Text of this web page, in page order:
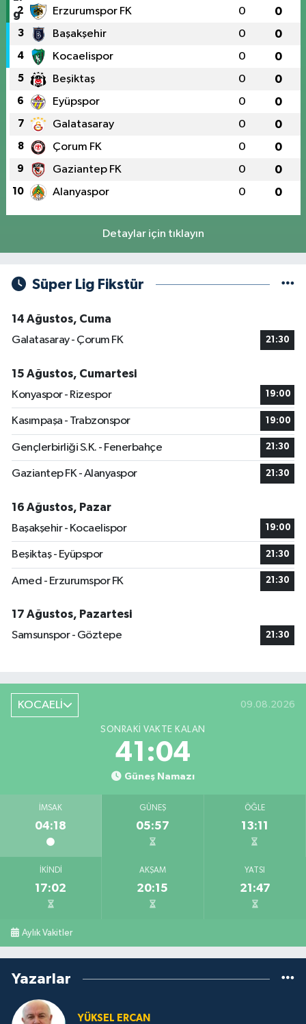
2 Erzurumspor FK 0 0
3 Başakşehir 0 0
4 Kocaelispor 0 0
5 Beşiktaş 0 0
6 Eyüpspor 0 0
7 Galatasaray 0 0
8 Çorum FK 0 0
9 Gaziantep FK 0 0
10 Alanyaspor 0 0
Detaylar için tıklayın
Süper Lig Fikstür
14 Ağustos, Cuma
Galatasaray - Çorum FK
21:30
15 Ağustos, Cumartesi
Konyaspor - Rizespor
19:00
Kasımpaşa - Trabzonspor 19:00
Gençlerbirliği S.K. - Fenerbahçe 21:30
Gaziantep FK - Alanyaspor 21:30
16 Ağustos, Pazar
Başakşehir - Kocaelispor
19:00
Beşiktaş - Eyüpspor 21:30
Amed - Erzurumspor FK 21:30
17 Ağustos, Pazartesi
Samsunspor - Göztepe
21:30
KOCAELİ 09.08.2026
SONRAKI VAKTE KALAN
41:04
Güneş Namazı
İMSAK
04:18
GÜNEŞ
05:57
ÖĞLE
13:11
İKINDI
17:02
AKŞAM
20:15
YATSI
21:47
Aylık Vakitler
Yazarlar
YÜKSEL ERCAN